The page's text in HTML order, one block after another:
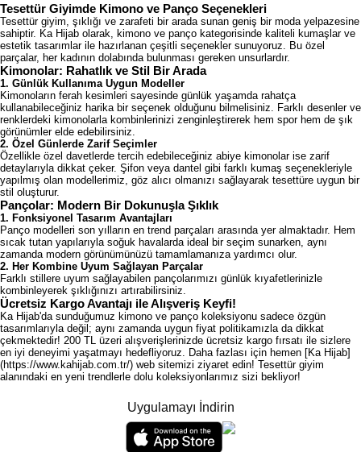
Tesettür Giyimde Kimono ve Panço Seçenekleri
Tesettür giyim, şıklığı ve zarafeti bir arada sunan geniş bir moda yelpazesine
sahiptir. Ka Hijab olarak, kimono ve panço kategorisinde kaliteli kumaşlar ve
estetik tasarımlar ile hazırlanan çeşitli seçenekler sunuyoruz. Bu özel
parçalar, her kadının dolabında bulunması gereken unsurlardır.
Kimonolar: Rahatlık ve Stil Bir Arada
1. Günlük Kullanıma Uygun Modeller
Kimonoların ferah kesimleri sayesinde günlük yaşamda rahatça
kullanabileceğiniz harika bir seçenek olduğunu bilmelisiniz. Farklı desenler ve
renklerdeki kimonolarla kombinlerinizi zenginleştirerek hem spor hem de şık
görünümler elde edebilirsiniz.
2. Özel Günlerde Zarif Seçimler
Özellikle özel davetlerde tercih edebileceğiniz abiye kimonolar ise zarif
detaylarıyla dikkat çeker. Şifon veya dantel gibi farklı kumaş seçenekleriyle
yapılmış olan modellerimiz, göz alıcı olmanızı sağlayarak tesettüre uygun bir
stil oluşturur.
Pançolar: Modern Bir Dokunuşla Şıklık
1. Fonksiyonel Tasarım Avantajları
Panço modelleri son yılların en trend parçaları arasında yer almaktadır. Hem
sıcak tutan yapılarıyla soğuk havalarda ideal bir seçim sunarken, aynı
zamanda modern görünümünüzü tamamlamanıza yardımcı olur.
2. Her Kombine Uyum Sağlayan Parçalar
Farklı stillere uyum sağlayabilen pançolarımızı günlük kıyafetlerinizle
kombinleyerek şıklığınızı artırabilirsiniz.
Ücretsiz Kargo Avantajı ile Alışveriş Keyfi!
Ka Hijab'da sunduğumuz kimono ve panço koleksiyonu sadece özgün
tasarımlarıyla değil; aynı zamanda uygun fiyat politikamızla da dikkat
çekmektedir! 200 TL üzeri alışverişlerinizde ücretsiz kargo fırsatı ile sizlere
en iyi deneyimi yaşatmayı hedefliyoruz. Daha fazlası için hemen [Ka Hijab]
(https://www.kahijab.com.tr/) web sitemizi ziyaret edin! Tesettür giyim
alanındaki en yeni trendlerle dolu koleksiyonlarımız sizi bekliyor!
Uygulamayı İndirin